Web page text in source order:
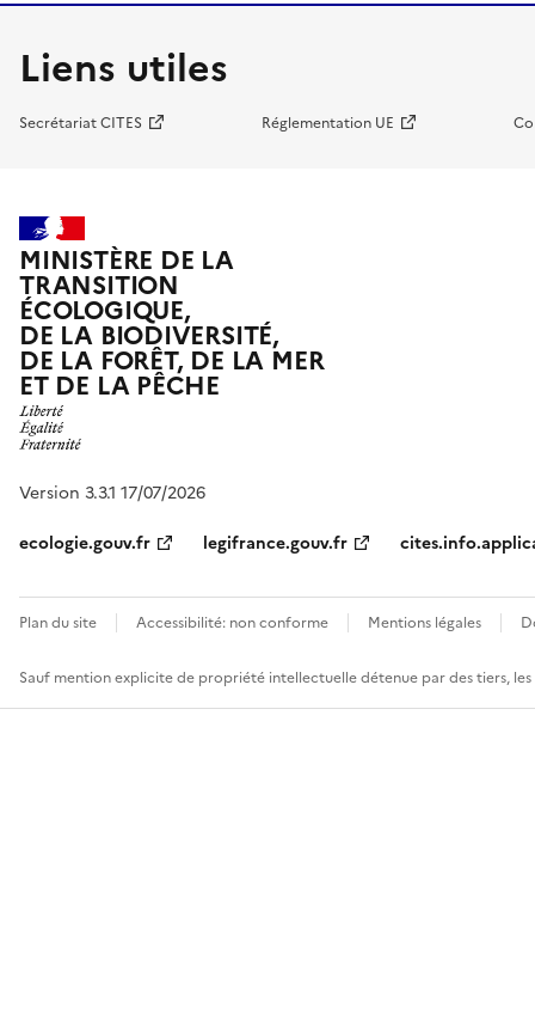
Liens utiles
Secrétariat CITES Réglementation UE
MINISTÈRE DE LA
TRANSITION
ÉCOLOGIQUE,
DE LA BIODIVERSITÉ,
DE LA FORÊT, DE LA MER
ET DE LA PÊCHE
Version 3.3.1 17/07/2026
ecologie.gouv.fr
legifrance.gouv.fr
Plan du site Accessibilité: non conforme Mentions légales
Sauf mention explicite de propriété intellectuelle détenue par des tiers,